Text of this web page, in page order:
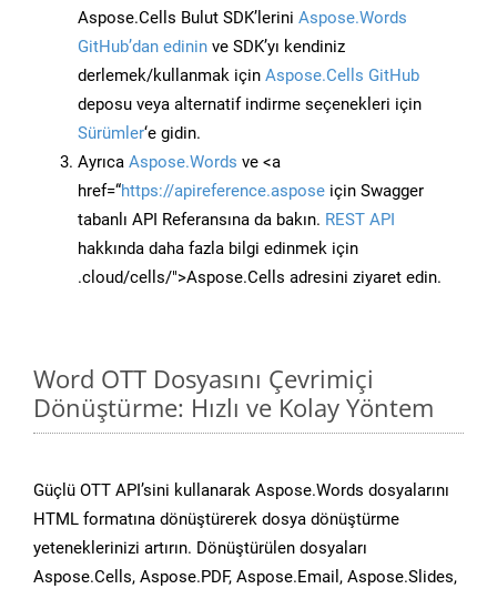
Aspose.Cells Bulut SDK’lerini Aspose.Words
GitHub’dan edinin ve SDK’yı kendiniz
derlemek/kullanmak için Aspose.Cells GitHub
deposu veya alternatif indirme seçenekleri için
Sürümler‘e gidin.
Ayrıca Aspose.Words ve <a
href=“https://apireference.aspose için Swagger
tabanlı API Referansına da bakın. REST API
hakkında daha fazla bilgi edinmek için
.cloud/cells/">Aspose.Cells adresini ziyaret edin.
Word OTT Dosyasını Çevrimiçi
Dönüştürme: Hızlı ve Kolay Yöntem
Güçlü OTT API’sini kullanarak Aspose.Words dosyalarını
HTML formatına dönüştürerek dosya dönüştürme
yeteneklerinizi artırın. Dönüştürülen dosyaları
Aspose.Cells, Aspose.PDF, Aspose.Email, Aspose.Slides,